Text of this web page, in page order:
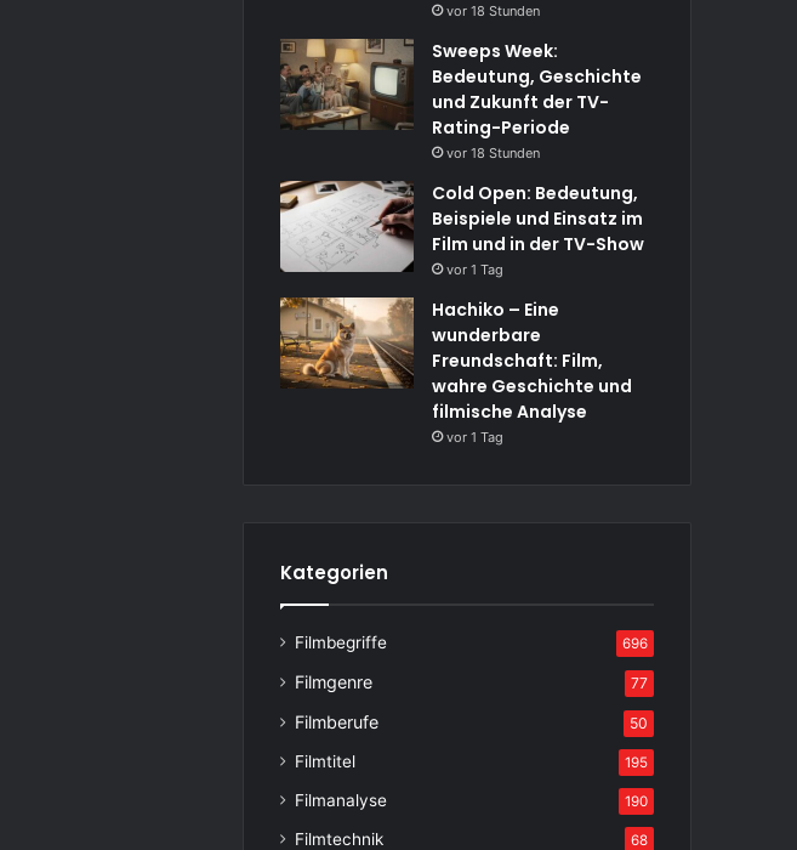
vor 18 Stunden
Sweeps Week:
Bedeutung, Geschichte
und Zukunft der TV-
Rating-Periode
vor 18 Stunden
Cold Open: Bedeutung,
Beispiele und Einsatz im
Film und in der TV-Show
vor 1 Tag
Hachiko – Eine
wunderbare
Freundschaft: Film,
wahre Geschichte und
filmische Analyse
vor 1 Tag
Kategorien
Filmbegriffe 696
Filmgenre 77
Filmberufe 50
Filmtitel 195
Filmanalyse 190
Filmtechnik 68